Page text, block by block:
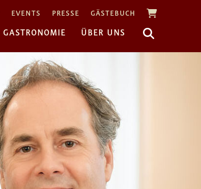
EVENTS PRESSE GÄSTEBUCH
GASTRONOMIE ÜBER UNS